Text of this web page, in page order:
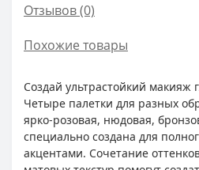
Отзывов (0)
Похожие товары
Создай ультрастойкий макияж
Четыре палетки для разных
ярко-розовая, нюдовая,
специально создана для
акцентами. Сочетание